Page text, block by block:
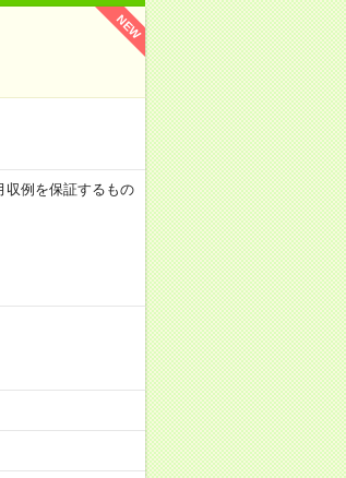
NEW
例を保証するもの